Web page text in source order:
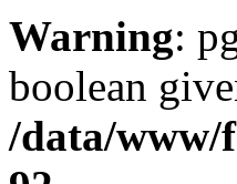
Warning:
boolean
/data/www/